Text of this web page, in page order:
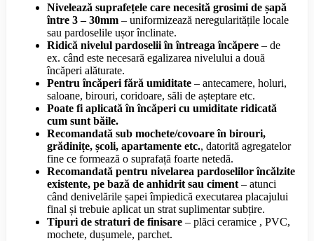
Nivelează suprafețele care necesită grosimi de șapă
între 3 – 30mm – uniformizează neregularitățile locale
sau pardoselile ușor înclinate.
Ridică nivelul pardoselii în întreaga încăpere – de
ex. când este necesară egalizarea nivelului a două
încăperi alăturate.
Pentru încăperi fără umiditate – antecamere, holuri,
saloane, birouri, coridoare, săli de așteptare etc.
Poate fi aplicată în încăperi cu umiditate ridicată
cum sunt băile.
Recomandată sub mochete/covoare în birouri,
grădinițe, școli, apartamente etc., datorită agregatelor
fine ce formează o suprafață foarte netedă.
Recomandată pentru nivelarea pardoselilor încălzite
existente, pe bază de anhidrit sau ciment – atunci
când denivelările șapei împiedică executarea placajului
final și trebuie aplicat un strat suplimentar subțire.
Tipuri de straturi de finisare – plăci ceramice , PVC,
mochete, dușumele, parchet.